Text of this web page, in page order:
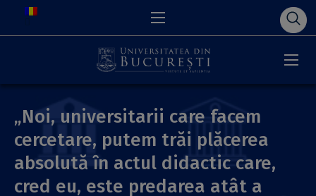
„Noi, universitarii care facem
cercetare, putem trăi plăcerea
absolută ȋn actul didactic care,
cred eu, este predarea atât a